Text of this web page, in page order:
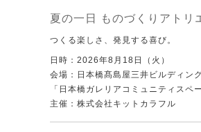
夏の一日 ものづくりアトリ
つくる楽しさ、発見する喜び。
日時：2026年8月18日（火）
会場：日本橋髙島屋三井ビルディン
「日本橋ガレリアコミュニティスペー
主催：株式会社キットカラフル